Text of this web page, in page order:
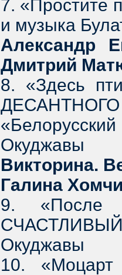
7.
и музыка
Александр
Дмитрий
8. «Здесь
Окуджавы
Викторина.
Галина
9. «После
Окуджавы
10. «Моцарт